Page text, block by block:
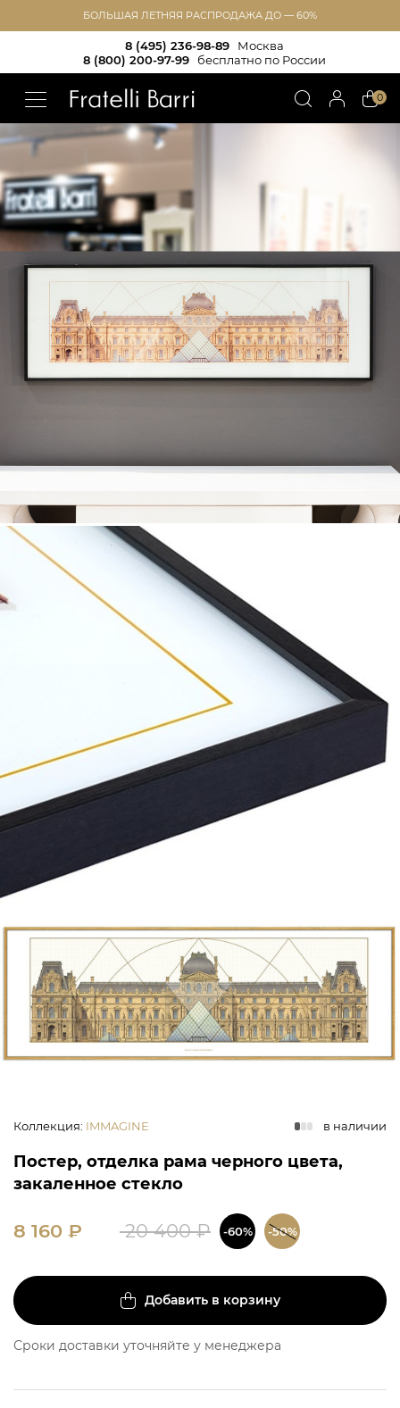
БОЛЬШАЯ ЛЕТНЯЯ РАСПРОДАЖА ДО — 60%
8 (495) 236-98-89
Москва
8 (800) 200-97-99
бесплатно по России
0
Коллекция: IMMAGINE в наличии
Постер, отделка рама черного цвета,
закаленное стекло
8 160 ₽ 20 400₽ -60% -50%
Добавить в корзину
Сроки доставки уточняйте у менеджера